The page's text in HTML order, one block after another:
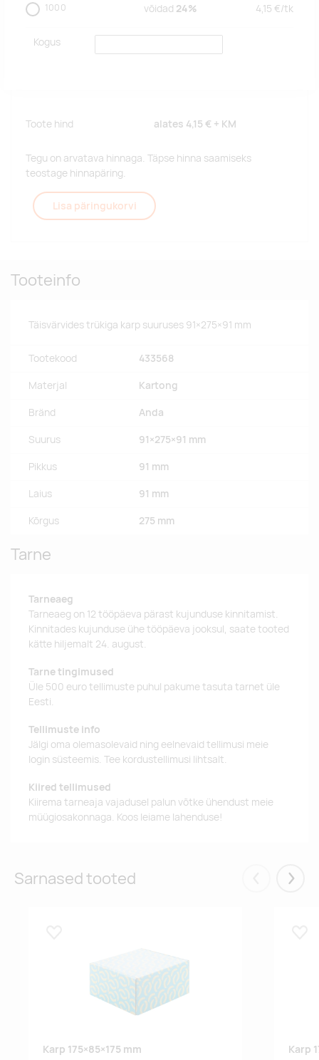
1000 võidad 24% 4,15 €/tk
Kogus
Toote hind alates 4,15 € + KM
Tegu on arvatava hinnaga. Täpse hinna saamiseks
teostage hinnapäring.
Lisa päringukorvi
Tooteinfo
Täisvärvides trükiga karp suuruses 91×275×91 mm
Tootekood 433568
Materjal Kartong
Bränd Anda
Suurus 91×275×91 mm
Pikkus 91 mm
Laius 91 mm
Kõrgus 275 mm
Tarne
Tarneaeg
Tarneaeg on 12 tööpäeva pärast kujunduse kinnitamist.
Kinnitades kujunduse ühe tööpäeva jooksul, saate tooted
kätte hiljemalt 24. august.
Tarne tingimused
Üle 500 euro tellimuste puhul pakume tasuta tarnet üle
Eesti.
Tellimuste info
Jälgi oma olemasolevaid ning eelnevaid tellimusi meie
login süsteemis. Tee kordustellimusi lihtsalt.
Kiired tellimused
Kiirema tarneaja vajadusel palun võtke ühendust meie
müügiosakonnaga. Koos leiame lahenduse!
Sarnased tooted Eelmised
Karp 175×85×175 mm Karp